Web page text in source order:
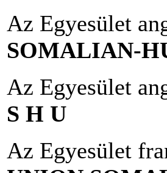
Az Egyesület
SOMALIAN-
Az Egyesület
S H U
Az Egyesület